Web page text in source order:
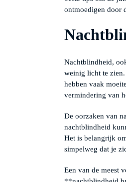
ontmoedigen door
Nachtblindheid,
weinig licht te
hebben vaak
vermindering van
De oorzaken van
nachtblindheid
Het is belangrijk
simpelweg dat je
Een van de meest